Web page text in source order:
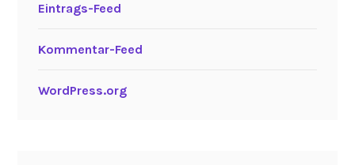
Eintrags-Feed
Kommentar-Feed
WordPress.org